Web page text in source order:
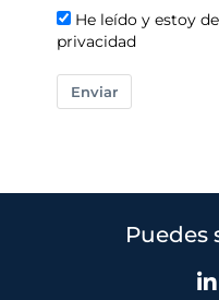
He leído y estoy
privacidad
Enviar
Puedes